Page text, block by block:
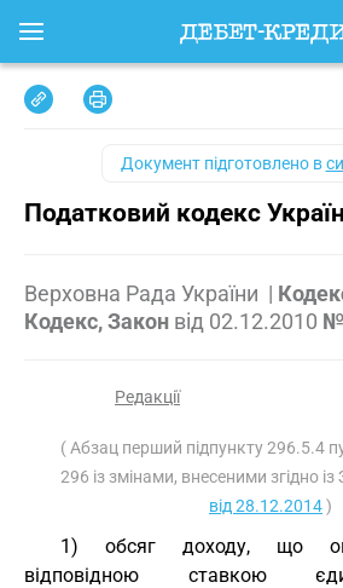
Документ підготовлено в
Податковий кодекс
Верховна Рада України |
Кодекс, Закон від 02.12.2010 №
Редакції
( Абзац перший підпункту 296.5.4
296 із змінами, внесеними згідно
від 28.12.2014)
1) обсяг доходу, що
відповідною ставкою